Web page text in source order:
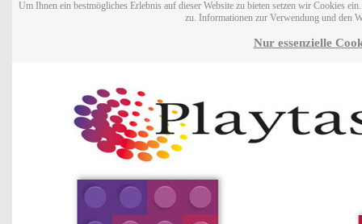
Um Ihnen ein bestmögliches Erlebnis auf dieser Website zu bieten setzen wir Cookies
zu. Informationen zur Verwendung und den
Nur essenzielle